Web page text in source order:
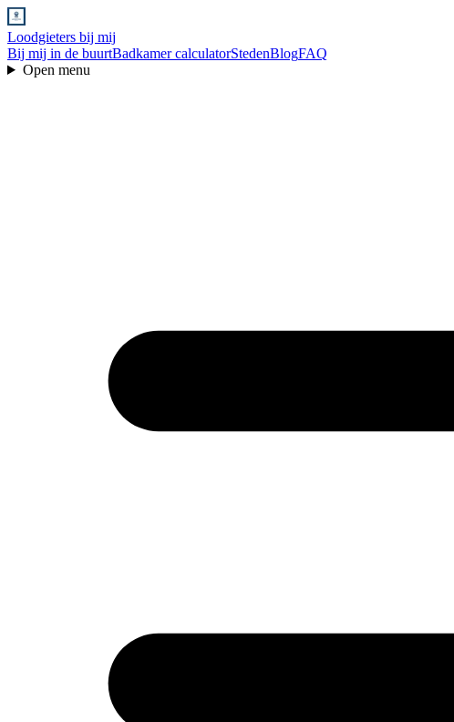
Loodgieters bij mij
Bij mij in de buurtBadkamer calculatorStedenBlogFAQ
Open menu